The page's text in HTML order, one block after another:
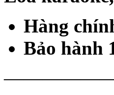
Hàng
Bảo hành